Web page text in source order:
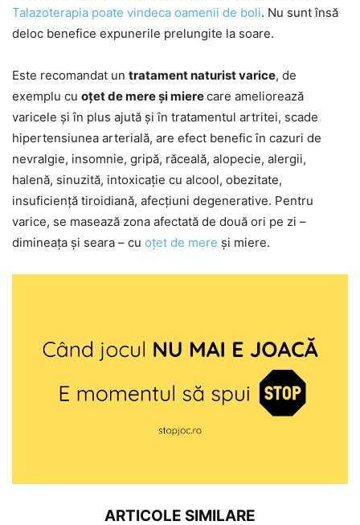
Talazoterapia poate vindeca oamenii de boli. Nu sunt însă
deloc benefice expunerile prelungite la soare.
Este recomandat un tratament naturist varice, de
exemplu cu oțet de mere și mierecare ameliorează
varicele și în plus ajută și în tratamentul artritei, scade
hipertensiunea arterială, are efect benefic în cazuri de
nevralgie, insomnie, gripă, răceală, alopecie, alergii,
halenă, sinuzită, intoxicație cu alcool, obezitate,
insuficiență tiroidiană, afecțiuni degenerative. Pentru
varice, se masează zona afectată de două ori pe zi –
dimineața și seara – cu oțet de mere și miere.
ARTICOLE SIMILARE